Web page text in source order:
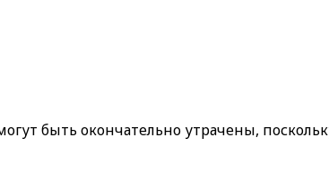
быть окончательно утрачены,